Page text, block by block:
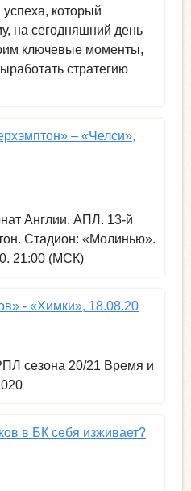
успеха, который
на сегодняшний день
ключевые моменты,
стратегию
– «Челси»,
Англии. АПЛ. 13-й
Стадион: «Молинью».
21:00 (МСК)
- «Химки», 18.08.20
сезона 20/21 Время и
в БК себя изживает?